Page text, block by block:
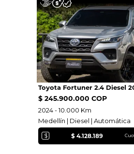
Toyota Fortuner 2.4 Diesel
$ 245.900.000 COP
2024 - 10.000 Km
Medellín | Diesel | Automática
$ $ 4.128.189